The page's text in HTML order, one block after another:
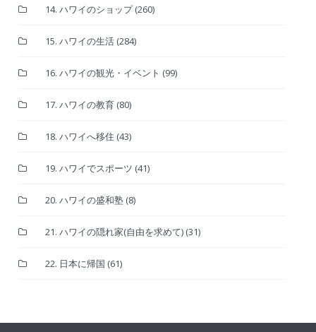
14. ハワイのショップ(260)
15. ハワイの生活 (284)
16. ハワイの観光・イベント (99)
17. ハワイの教育 (80)
18. ハワイへ移住 (43)
19. ハワイでスポーツ (41)
20. ハワイの盛和塾 (8)
21. ハワイの隠れ家(自由を求めて) (31)
22. 日本に帰国 (61)